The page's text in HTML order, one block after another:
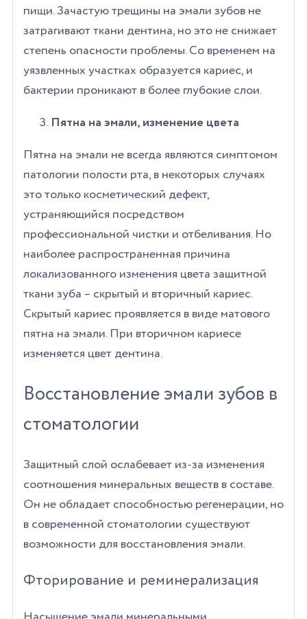
пищи. Зачастую трещины на эмали зубов не
затрагивают ткани дентина, но это не снижает
степень опасности проблемы. Со временем на
уязвленных участках образуется кариес, и
бактерии проникают в более глубокие слои.
Пятна на эмали, изменение цвета
Пятна на эмали не всегда являются симптомом
патологии полости рта, в некоторых случаях
это только косметический дефект,
устраняющийся посредством
профессиональной чистки и отбеливания. Но
наиболее распространенная причина
локализованного изменения цвета защитной
ткани зуба – скрытый и вторичный кариес.
Скрытый кариес проявляется в виде матового
пятна на эмали. При вторичном кариесе
изменяется цвет дентина.
Восстановление эмали зубов в
стоматологии
Защитный слой ослабевает из-за изменения
соотношения минеральных веществ в составе.
Он не обладает способностью регенерации, но
в современной стоматологии существуют
возможности для восстановления эмали.
Фторирование и реминерализация